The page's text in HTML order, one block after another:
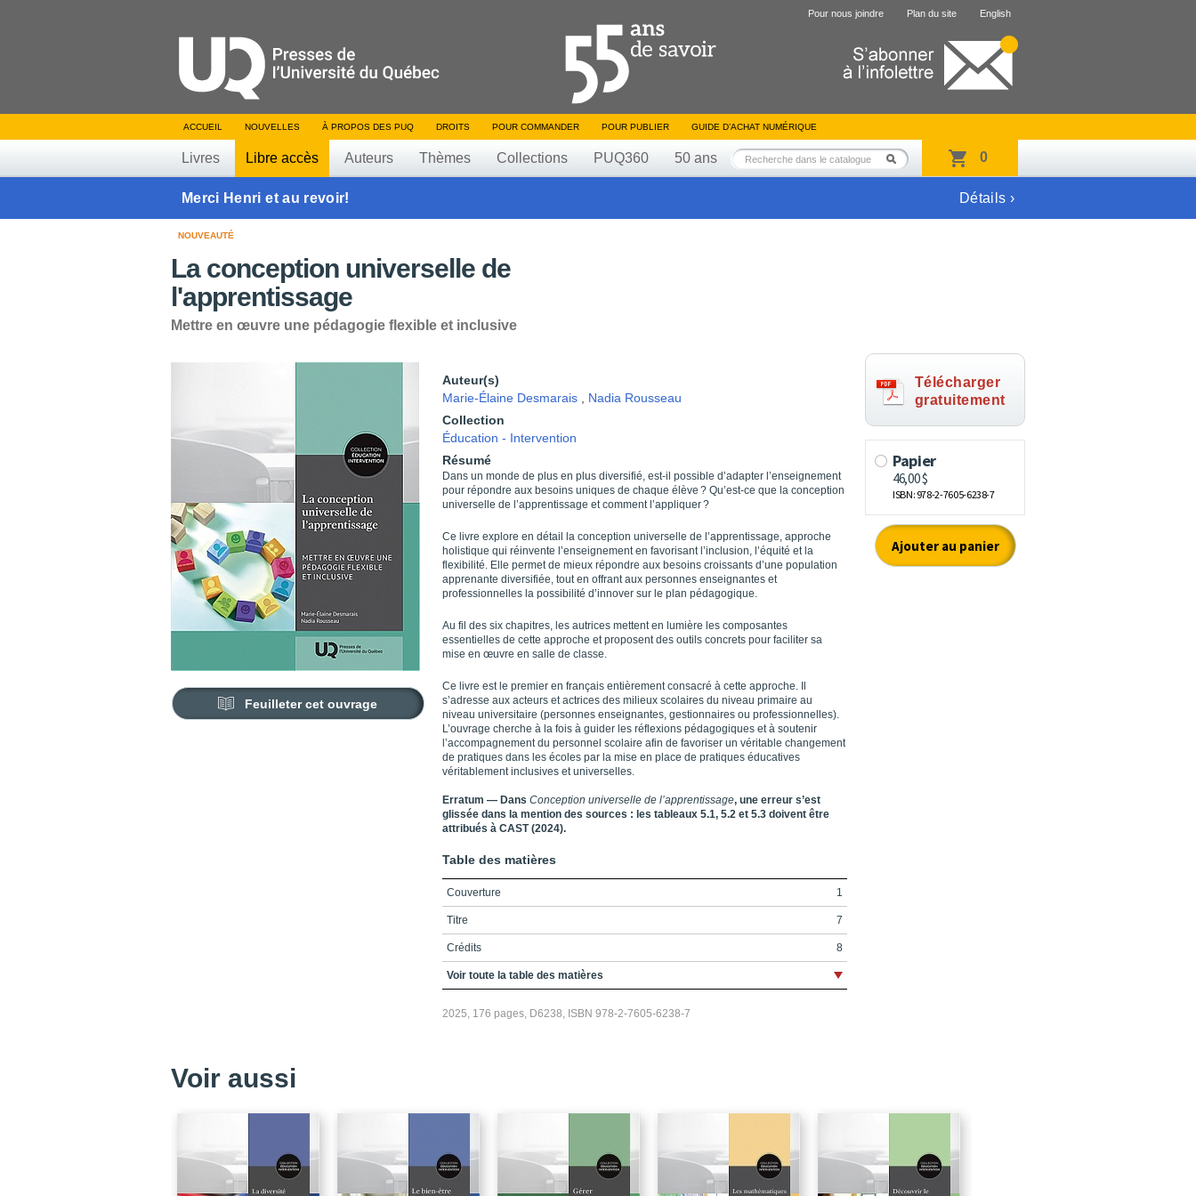
Pour nous joindre Plan du site English
ACCUEIL NOUVELLES À PROPOS DES PUQ DROITS POUR COMMANDER POUR PUBLIER GUIDE D’ACHAT NUMÉRIQUE
Livres Libre accès Auteurs Thèmes Collections PUQ360 50 ans 0
Merci Henri et au revoir! Détails ›
NOUVEAUTÉ
La conception universelle de
l'apprentissage
Mettre en œuvre une pédagogie flexible et inclusive
Feuilleter cet ouvrage
Auteur(s)
Marie-Élaine Desmarais
Nadia Rousseau
Collection
Éducation - Intervention
Résumé
Dans un monde de plus en plus diversifié, est-il possible d’adapter l’enseignement
pour répondre aux besoins uniques de chaque élève ? Qu’est-ce que la conception
universelle de l’apprentissage et comment l’appliquer ?
Ce livre explore en détail la conception universelle de l’apprentissage, approche
holistique qui réinvente l’enseignement en favorisant l’inclusion, l’équité et la
flexibilité. Elle permet de mieux répondre aux besoins croissants d’une population
apprenante diversifiée, tout en offrant aux personnes enseignantes et
professionnelles la possibilité d’innover sur le plan pédagogique.
Au fil des six chapitres, les autrices mettent en lumière les composantes
essentielles de cette approche et proposent des outils concrets pour faciliter sa
mise en œuvre en salle de classe.
Ce livre est le premier en français entièrement consacré à cette approche. Il
s’adresse aux acteurs et actrices des milieux scolaires du niveau primaire au
niveau universitaire (personnes enseignantes, gestionnaires ou professionnelles).
L’ouvrage cherche à la fois à guider les réflexions pédagogiques et à soutenir
l’accompagnement du personnel scolaire afin de favoriser un véritable changement
de pratiques dans les écoles par la mise en place de pratiques éducatives
véritablement inclusives et universelles.
Erratum — Dans Conception universelle de l’apprentissage, une erreur s’est
glissée dans la mention des sources : les tableaux 5.1, 5.2 et 5.3 doivent être
attribués à CAST (2024).
Table des matières
Couverture 1
Titre 7
Crédits 8
Table des matières 9
universelle de l’apprentissage
universelle de l’apprentissage: Une approche pédagogique inclusive
Chapitre 2 - L’origine du design universel : Comprendre la conception
universelle de l’apprentissage pour favoriser une réelle pégagogie
37
Voir toute la table des matières
2025, 176 pages, D6238, ISBN 978-2-7605-6238-7
Télécharger
gratuitement
Voir aussi